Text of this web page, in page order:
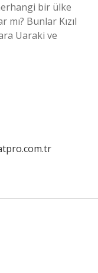
bir ülke
mı? Bunlar Kızıl
Uaraki ve